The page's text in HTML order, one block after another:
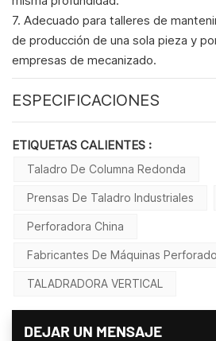
7. Adecuado para talleres de
de producción de una sola pieza y
empresas de mecanizado.
ESPECIFICACIONES
ETIQUETAS CALIENTES :
Taladro De Columna Redonda
Prensas De Taladro Industriales
Perforadora China
Fabricantes De Máquinas
TALADRADORA VERTICAL
DEJAR UN MENSAJE